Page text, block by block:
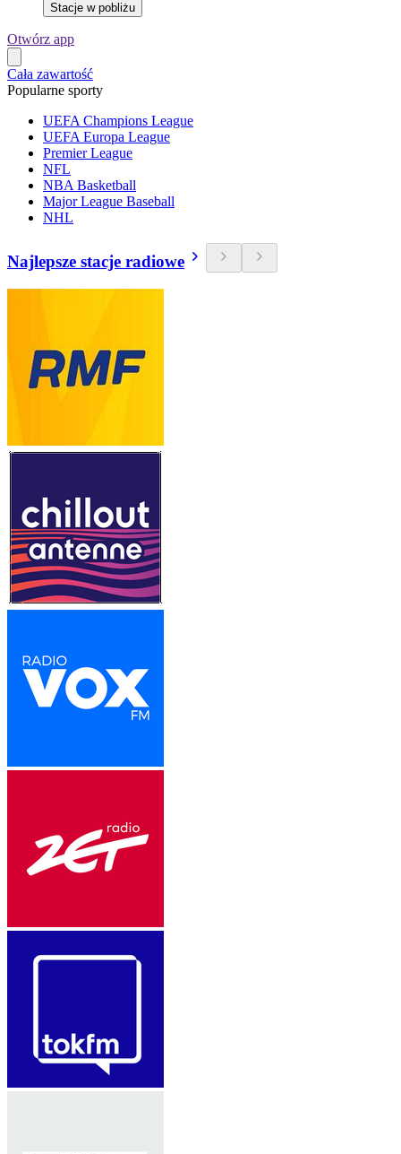
Stacje w pobliżu
Otwórz app
Cała zawartość
Popularne sporty
UEFA Champions League
UEFA Europa League
Premier League
NFL
NBA Basketball
Major League Baseball
NHL
Najlepsze stacje radiowe